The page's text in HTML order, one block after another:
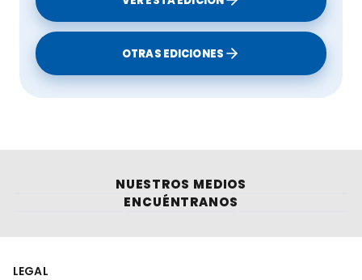
OTRAS EDICIONES
NUESTROS MEDIOS
ENCUÉNTRANOS
LEGAL